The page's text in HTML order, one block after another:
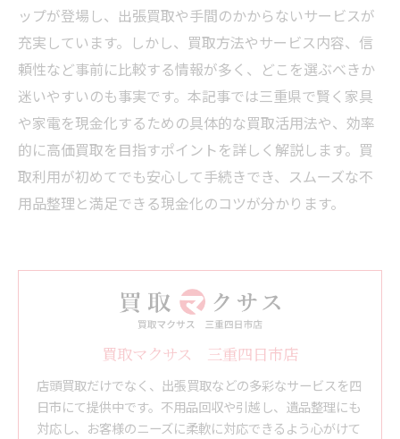
ップが登場し、出張買取や手間のかからないサービスが
充実しています。しかし、買取方法やサービス内容、信
頼性など事前に比較する情報が多く、どこを選ぶべきか
迷いやすいのも事実です。本記事では三重県で賢く家具
や家電を現金化するための具体的な買取活用法や、効率
的に高価買取を目指すポイントを詳しく解説します。買
取利用が初めてでも安心して手続きでき、スムーズな不
用品整理と満足できる現金化のコツが分かります。
買取マクサス 三重四日市店
店頭買取だけでなく、出張買取などの多彩なサービスを四
日市にて提供中です。不用品回収や引越し、遺品整理にも
対応し、お客様のニーズに柔軟に対応できるよう心がけて